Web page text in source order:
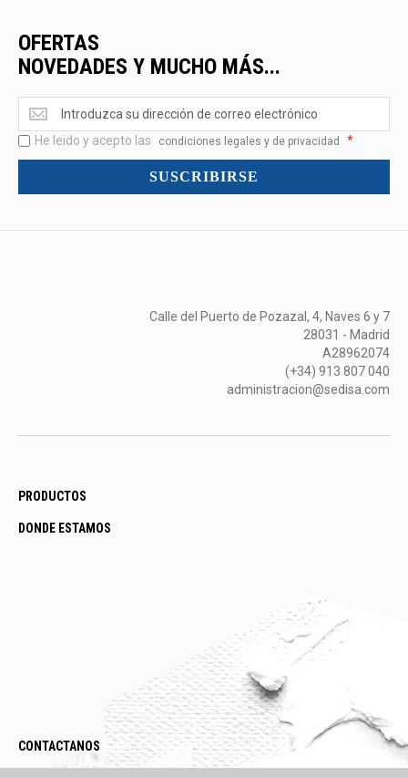
OFERTAS
NOVEDADES Y MUCHO MÁS...
Ofertas
<br>Novedades
y
mucho
He leido y acepto las condiciones legales y de privacidad *
SUSCRIBIRSE
Calle del Puerto de Pozazal, 4, Naves 6 y 7
28031 - Madrid
A28962074
(+34) 913 807 040
administracion@sedisa.com
PRODUCTOS
DONDE ESTAMOS
CONTACTANOS